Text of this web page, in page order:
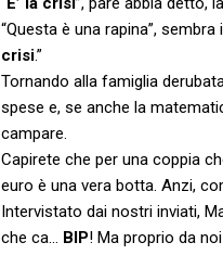
“Questa è una rapina”,
crisi.”
Tornando alla famiglia
spese e, se anche la
campare.
Capirete che per una coppia
euro è una vera botta. Anzi,
Intervistato dai nostri inviati,
che ca… BIP! Ma proprio da